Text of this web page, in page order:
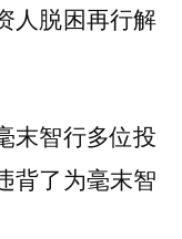
人脱困再行解
末智行多位投
背了为毫末智